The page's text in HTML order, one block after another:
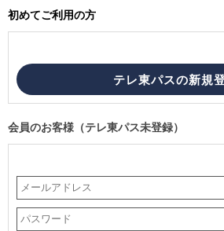
初めてご利用の方
会員のお客様（テレ東パス未登録）